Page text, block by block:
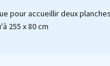
pour accueillir deux
255 x 80 cm